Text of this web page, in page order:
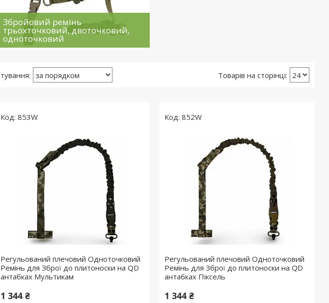
Збройовий ремінь
трьохточковий, двоточковий,
одноточковий
853W
Регульований плечовий Одноточковий
Ремінь для Зброї до плитоноски на QD
антабках Мультикам
1 344 ₴
852W
Регульований плечовий Одноточковий
Ремінь для Зброї до плитоноски на QD
антабках Піксель
1 344 ₴